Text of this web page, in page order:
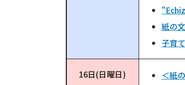
紙の
子育
16日(日曜日)
＜紙